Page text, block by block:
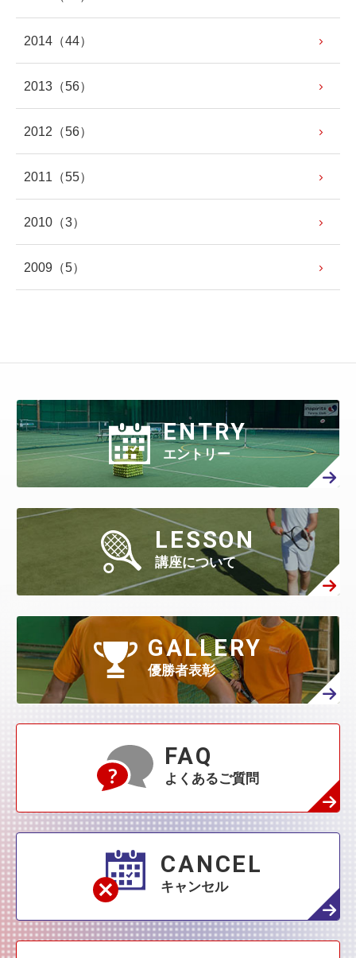
2014 （44）
2013 （56）
2012 （56）
2011 （55）
2010 （3）
2009 （5）
ENTRY
エントリー
LESSON
講座について
GALLERY
優勝者表彰
FAQ
よくあるご質問
CANCEL
キャンセル